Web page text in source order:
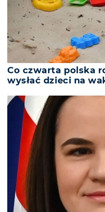
Co czwarta polska
wysłać dzieci na